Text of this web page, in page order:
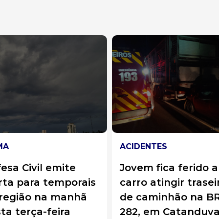
fica ferido após
atingir traseira
na BR-
em Catanduvas
LUZERNA
Polícia Militar
recupera carro
registro de furto
revenda de